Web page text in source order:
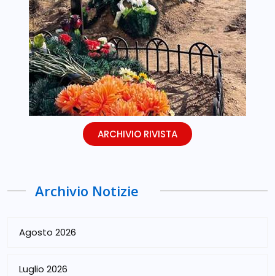
ARCHIVIO RIVISTA
Archivio Notizie
Agosto 2026
Luglio 2026